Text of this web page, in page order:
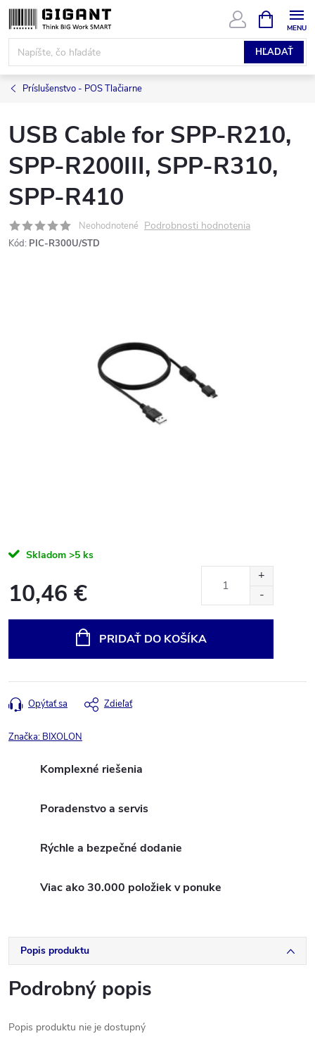
Prejsť
na
obsah
HĽADAŤ
KOŠÍK
Príslušenstvo - POS Tlačiarne
USB Cable for SPP-R210,
SPP-R200III, SPP-R310,
SPP-R410
Neohodnotené Podrobnosti hodnotenia
Kód: PIC-R300U/STD
Skladom >5 ks
10,46 €
PRIDAŤ DO KOŠÍKA
Opýtať sa Zdieľať
Značka: BIXOLON
Komplexné riešenia
Poradenstvo a servis
Rýchle a bezpečné dodanie
Viac ako 30.000 položiek v ponuke
Popis produktu
Podrobný popis
Popis produktu nie je dostupný